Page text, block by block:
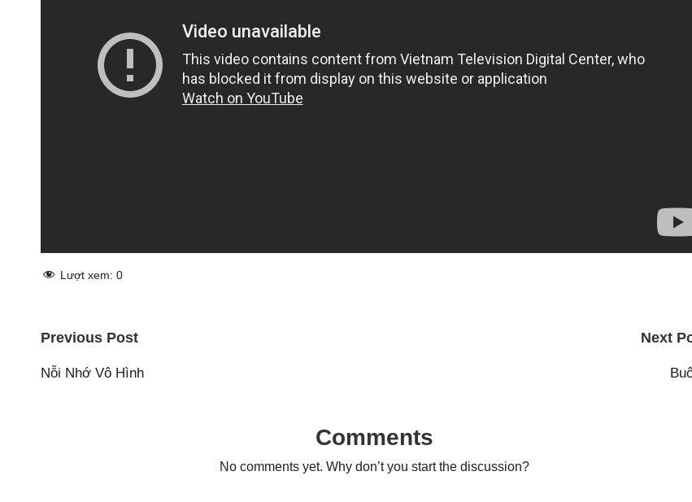
Lượt xem: 0
Post
navigation
Previous Post
Nỗi Nhớ Vô Hình
Next
Comments
No comments yet. Why don’t you start the discussion?